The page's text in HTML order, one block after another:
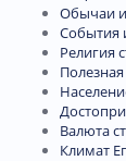
Обычаи
События
Религия
Валюта
Климат